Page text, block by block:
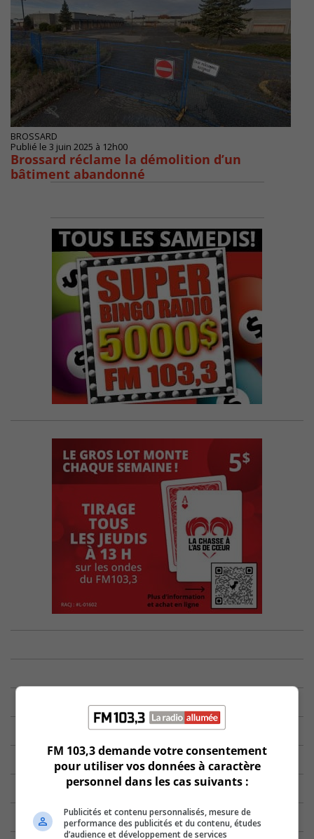
BROSSARD
Publié le 3 juin 2025 à 12h00
Brossard réclame la démolition d’un
bâtiment abandonné
FM 103,3 demande votre consentement
pour utiliser vos données à caractère
personnel dans les cas suivants :
Publicités et contenu personnalisés, mesure de
performance des publicités et du contenu, études
d’audience et développement de services